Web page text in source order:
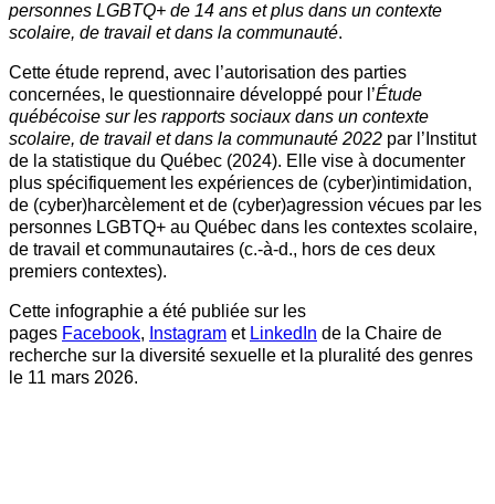
personnes LGBTQ+ de 14 ans et plus dans un contexte
scolaire, de travail et dans la communauté.
Cette étude reprend, avec l’autorisation des parties
concernées, le questionnaire développé pour l’Étude
québécoise sur les rapports sociaux dans un contexte
scolaire, de travail et dans la communauté 2022 par l’Institut
de la statistique du Québec (2024). Elle vise à documenter
plus spécifiquement les expériences de (cyber)intimidation,
de (cyber)harcèlement et de (cyber)agression vécues par les
personnes LGBTQ+ au Québec dans les contextes scolaire,
de travail et communautaires (c.-à-d., hors de ces deux
premiers contextes).
Cette infographie a été publiée sur les
pages Facebook, Instagram et LinkedIn de la Chaire de
recherche sur la diversité sexuelle et la pluralité des genres
le 11 mars 2026.